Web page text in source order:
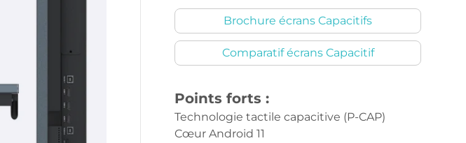
Brochure écrans Capacitifs
Comparatif écrans Capacitif
Points forts :
Technologie tactile capacitive (P-CAP)
Cœur Android 11